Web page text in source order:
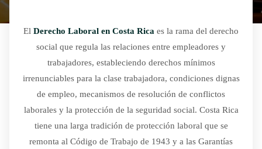
El Derecho Laboral en Costa Rica es la rama del derecho
social que regula las relaciones entre empleadores y
trabajadores, estableciendo derechos mínimos
irrenunciables para la clase trabajadora, condiciones dignas
de empleo, mecanismos de resolución de conflictos
laborales y la protección de la seguridad social. Costa Rica
tiene una larga tradición de protección laboral que se
remonta al Código de Trabajo de 1943 y a las Garantías